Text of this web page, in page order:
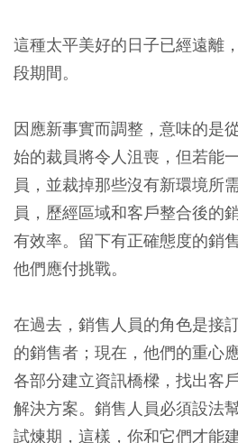
這種太平美好的日子已經遠離
段期間。
因應新事實而調整，意味的是
始的裁員將令人沮喪，但若能
員，並裁掉那些沒有新環境所
員，歷經區域和客戶整合後的
有效率。留下有正確態度的銷
他們應付挑戰。
在過去，銷售人員的角色是接
的銷售者；現在，他們的重心
各部分建立資訊橋樑，找出客
解決方案。銷售人員必須設法
試煉期，這樣，你和它們才能